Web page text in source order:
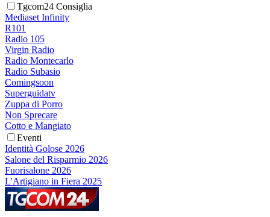
Tgcom24 Consiglia
Mediaset Infinity
R101
Radio 105
Virgin Radio
Radio Montecarlo
Radio Subasio
Comingsoon
Superguidatv
Zuppa di Porro
Non Sprecare
Cotto e Mangiato
Eventi
Identità Golose 2026
Salone del Risparmio 2026
Fuorisalone 2026
L'Artigiano in Fiera 2025